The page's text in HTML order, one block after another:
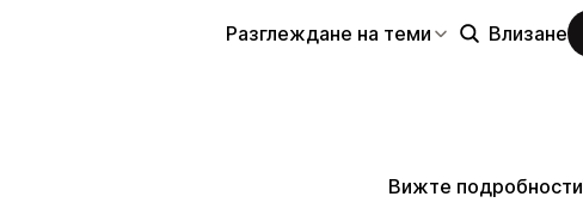
Разглеждане на теми Влизане
Вижте подробности